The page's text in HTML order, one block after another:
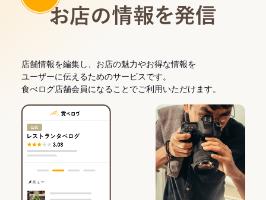
店舗情報を編集し、お店の魅力やお得な情報を
ユーザーに伝えるためのサービスです。
食べログ店舗会員になることでご利用いただけます。